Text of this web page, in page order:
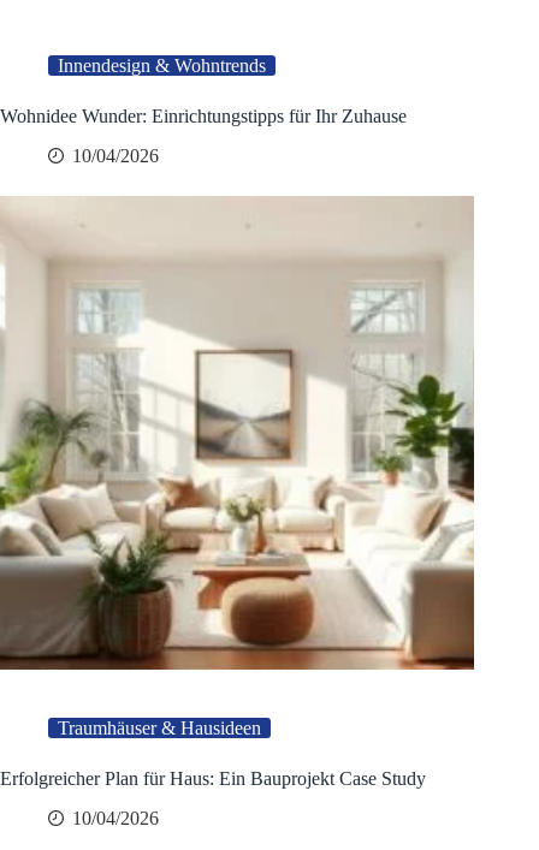
Innendesign & Wohntrends
Wohnidee Wunder: Einrichtungstipps für Ihr Zuhause
10/04/2026
Traumhäuser & Hausideen
Erfolgreicher Plan für Haus: Ein Bauprojekt Case Study
10/04/2026